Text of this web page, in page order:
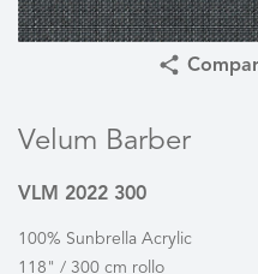
Velum Barber
VLM 2022 300
100% Sunbrella Acrylic
118" / 300 cm rollo